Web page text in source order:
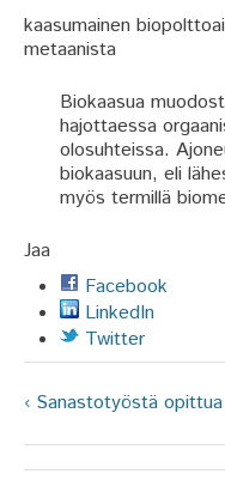
kaasumainen
metaanista
Biokaasua
hajottaessa
olosuhteissa.
biokaasuun, eli
myös termillä
Jaa
Facebook
LinkedIn
Twitter
‹ Sanastotyöstä opittua